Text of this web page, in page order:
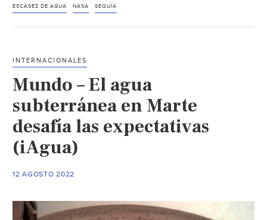
de
agua
dulce
Imparcial)
ESCASEZ DE AGUA NASA SEQUÍA
INTERNACIONALES
Mundo – El agua
subterránea en Marte
desafía las expectativas
(iAgua)
12 AGOSTO 2022